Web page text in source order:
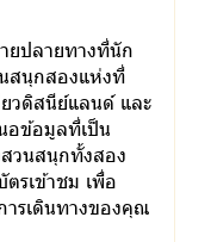
ยปลายทางที่นัก
สนุกสองแห่งที่
วดิสนีย์แลนด์ และ
อข้อมูลที่เป็น
สวนสนุกทั้งสอง
ตรเข้าชม เพื่อ
ารเดินทางของคุณ